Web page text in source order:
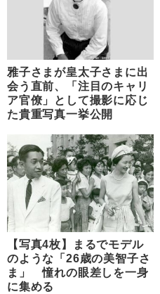
雅子さまが皇太子さまに出
会う直前、「注目のキャリ
ア官僚」として撮影に応じ
た貴重写真一挙公開
【写真4枚】まるでモデル
のような「26歳の美智子さ
ま」 憧れの眼差しを一身
に集める